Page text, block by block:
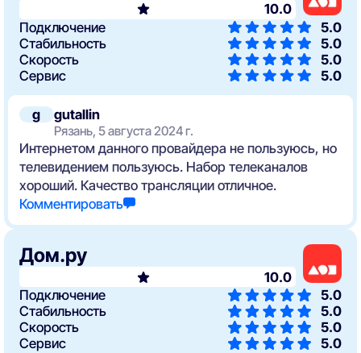
g gutallin
Рязань, 5 августа 2024 г.
Интернетом данного провайдера не пользуюсь, но
телевидением пользуюсь. Набор телеканалов
хороший. Качество трансляции отличное.
Комментировать
10.0
Подключение
5.0
Стабильность
5.0
Скорость
5.0
Сервис
5.0
Дом.ру
10.0
Подключение
5.0
Стабильность
5.0
Скорость
5.0
Сервис
5.0